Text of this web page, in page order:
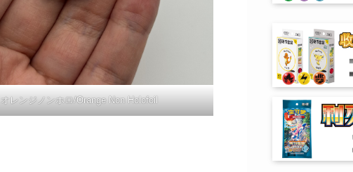
オレンジノンホロ/Orange Non Holofoil